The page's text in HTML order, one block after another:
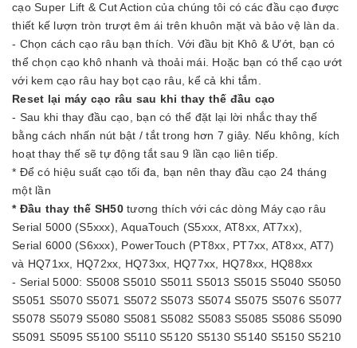
cạo Super Lift & Cut Action của chúng tôi có các đầu cạo được
thiết kế lượn tròn trượt êm ái trên khuôn mặt và bảo vệ làn da.
- Chọn cách cạo râu bạn thích. Với đầu bịt Khô & Ướt, bạn có
thể chọn cạo khô nhanh và thoải mái. Hoặc bạn có thể cạo ướt
với kem cạo râu hay bọt cạo râu, kể cả khi tắm.
Reset lại máy cạo râu sau khi thay thế đầu cạo
- Sau khi thay đầu cạo, bạn có thể đặt lại lời nhắc thay thế
bằng cách nhấn nút bật / tắt trong hơn 7 giây. Nếu không, kích
hoạt thay thế sẽ tự động tắt sau 9 lần cạo liên tiếp.
* Để có hiệu suất cạo tối đa, bạn nên thay đầu cạo 24 tháng
một lần
* Đầu thay thế SH50tương thích với các dòng Máy cạo râu
Serial 5000 (S5xxx), AquaTouch (S5xxx, AT8xx, AT7xx),
Serial 6000 (S6xxx), PowerTouch (PT8xx, PT7xx, AT8xx, AT7)
và HQ71xx, HQ72xx, HQ73xx, HQ77xx, HQ78xx, HQ88xx
- Serial 5000: S5008 S5010 S5011 S5013 S5015 S5040 S5050
S5051 S5070 S5071 S5072 S5073 S5074 S5075 S5076 S5077
S5078 S5079 S5080 S5081 S5082 S5083 S5085 S5086 S5090
S5091 S5095 S5100 S5110 S5120 S5130 S5140 S5150 S5210